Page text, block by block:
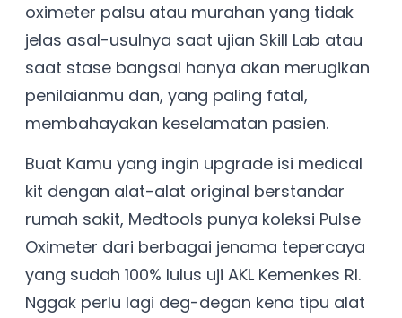
oximeter palsu atau murahan yang tidak
jelas asal-usulnya saat ujian Skill Lab atau
saat stase bangsal hanya akan merugikan
penilaianmu dan, yang paling fatal,
membahayakan keselamatan pasien.
Buat Kamu yang ingin upgrade isi medical
kit dengan alat-alat original berstandar
rumah sakit, Medtools punya koleksi Pulse
Oximeter dari berbagai jenama tepercaya
yang sudah 100% lulus uji AKL Kemenkes RI.
Nggak perlu lagi deg-degan kena tipu alat